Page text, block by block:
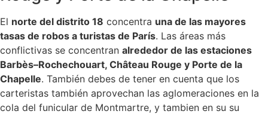
El norte del distrito 18 concentra una de las mayores
tasas de robos a turistas de París. Las áreas más
conflictivas se concentran alrededor de las estaciones
Barbès–Rochechouart, Château Rouge y Porte de la
Chapelle. También debes de tener en cuenta que los
carteristas también aprovechan las aglomeraciones en la
cola del funicular de Montmartre, y tambien en su su